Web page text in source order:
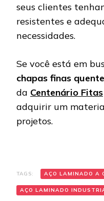
seus clientes
resistentes e
necessidades.
Se você está em
chapas finas quente
da Centenário Fitas
adquirir um
projetos.
TAGS: AÇO LAMINADO A
AÇO LAMINADO